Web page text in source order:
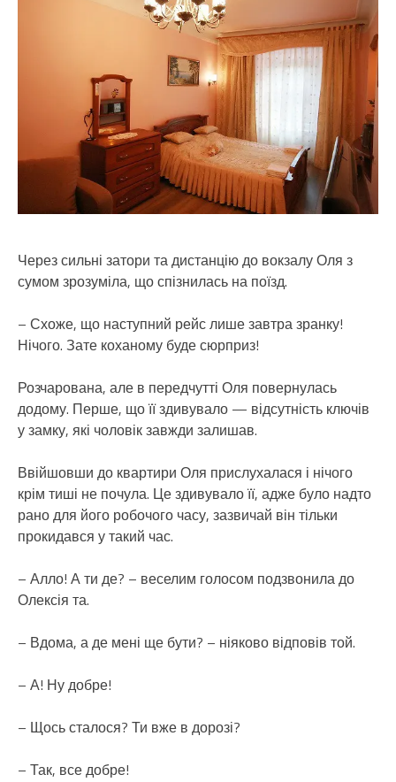
Через сильні затори та дистанцію до вокзалу Оля з
сумом зрозуміла, що спізнилась на поїзд.
– Схоже, що наступний рейс лише завтра зранку!
Нічого. Зате коханому буде сюрприз!
Розчарована, але в передчутті Оля повернулась
додому. Перше, що її здивувало — відсутність ключів
у замку, які чоловік завжди залишав.
Ввійшовши до квартири Оля прислухалася і нічого
крім тиші не почула. Це здивувало її, адже було надто
рано для його робочого часу, зазвичай він тільки
прокидався у такий час.
– Алло! А ти де? – веселим голосом подзвонила до
Олексія та.
– Вдома, а де мені ще бути? – ніяково відповів той.
– А! Ну добре!
– Щось сталося? Ти вже в дорозі?
– Так, все добре!